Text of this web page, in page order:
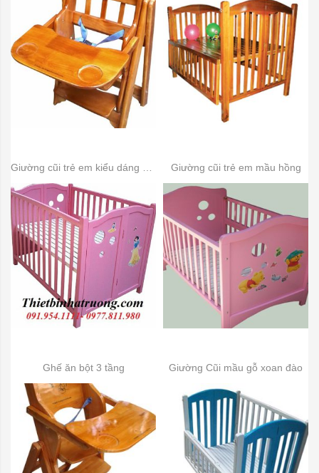
Giường cũi trẻ em mầu hồng
Ghế ăn bột 3 tầng Giường Cũi mầu gỗ xoan đào